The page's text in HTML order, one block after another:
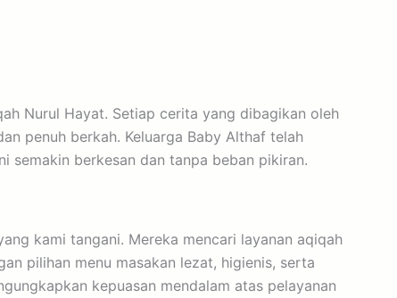
Nurul Hayat. Setiap cerita yang dibagikan oleh
penuh berkah. Keluarga Baby Althaf telah
semakin berkesan dan tanpa beban pikiran.
kami tangani. Mereka mencari layanan aqiqah
pilihan menu masakan lezat, higienis, serta
kepuasan mendalam atas pelayanan